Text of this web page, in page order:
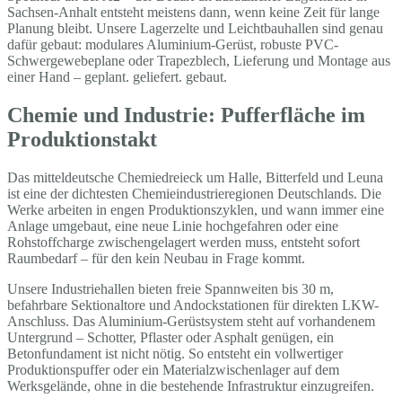
Sachsen-Anhalt entsteht meistens dann, wenn keine Zeit für lange
Planung bleibt. Unsere Lagerzelte und Leichtbauhallen sind genau
dafür gebaut: modulares Aluminium-Gerüst, robuste PVC-
Schwergewebeplane oder Trapezblech, Lieferung und Montage aus
einer Hand – geplant. geliefert. gebaut.
Chemie und Industrie: Pufferfläche im
Produktionstakt
Das mitteldeutsche Chemiedreieck um Halle, Bitterfeld und Leuna
ist eine der dichtesten Chemieindustrieregionen Deutschlands. Die
Werke arbeiten in engen Produktionszyklen, und wann immer eine
Anlage umgebaut, eine neue Linie hochgefahren oder eine
Rohstoffcharge zwischengelagert werden muss, entsteht sofort
Raumbedarf – für den kein Neubau in Frage kommt.
Unsere Industriehallen bieten freie Spannweiten bis 30 m,
befahrbare Sektionaltore und Andockstationen für direkten LKW-
Anschluss. Das Aluminium-Gerüstsystem steht auf vorhandenem
Untergrund – Schotter, Pflaster oder Asphalt genügen, ein
Betonfundament ist nicht nötig. So entsteht ein vollwertiger
Produktionspuffer oder ein Materialzwischenlager auf dem
Werksgelände, ohne in die bestehende Infrastruktur einzugreifen.